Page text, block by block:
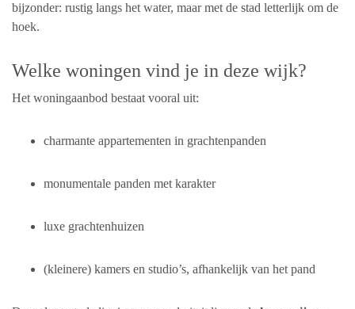
bijzonder: rustig langs het water, maar met de stad letterlijk om de
hoek.
Welke woningen vind je in deze wijk?
Het woningaanbod bestaat vooral uit:
charmante appartementen in grachtenpanden
monumentale panden met karakter
luxe grachtenhuizen
(kleinere) kamers en studio’s, afhankelijk van het pand